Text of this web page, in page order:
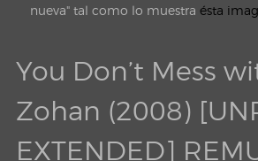
nueva" tal como lo muestra ésta
You Don’t Mess
Zohan (2008)
EXTENDED]